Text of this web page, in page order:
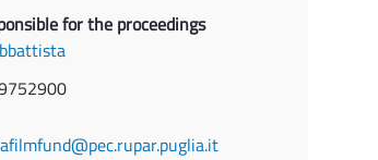
for the proceedings